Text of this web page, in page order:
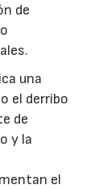
de
una
el derribo
de
y la
el